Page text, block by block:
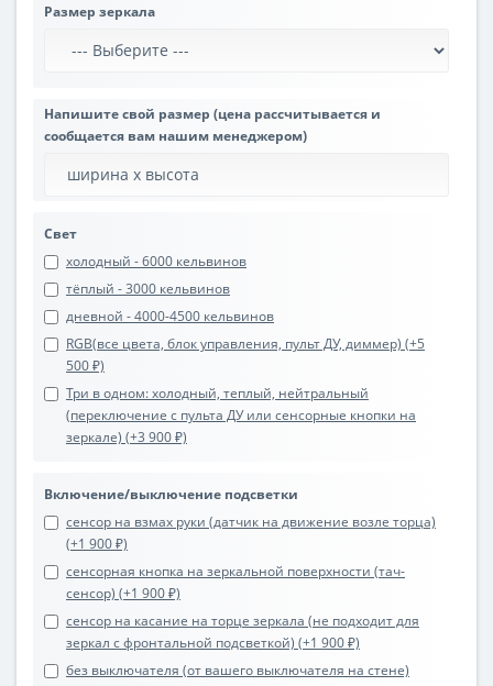
Размер зеркала
Напишите свой размер (цена рассчитывается и
сообщается вам нашим менеджером)
Свет
холодный - 6000 кельвинов
тёплый - 3000 кельвинов
дневной - 4000-4500 кельвинов
RGB(все цвета, блок управления, пульт ДУ, диммер) (+5
500 ₽)
Три в одном: холодный, теплый, нейтральный
(переключение с пульта ДУ или сенсорные кнопки на
зеркале) (+3 900 ₽)
Включение/выключение подсветки
сенсор на взмах руки (датчик на движение возле торца)
(+1 900 ₽)
сенсорная кнопка на зеркальной поверхности (тач-
сенсор) (+1 900 ₽)
сенсор на касание на торце зеркала (не подходит для
зеркал с фронтальной подсветкой) (+1 900 ₽)
без выключателя (от вашего выключателя на стене)